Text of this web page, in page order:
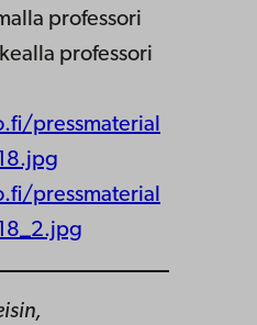
professori
professori
pressmaterial
pressmaterial